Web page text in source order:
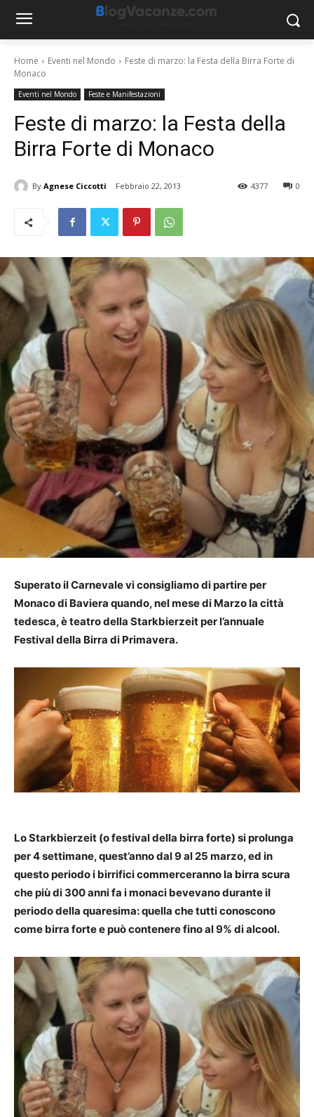
Home Eventi nel Mondo
Feste di marzo: la Festa della Birra Forte di
Monaco
Eventi nel Mondo Feste e Manifestazioni
Feste di marzo: la Festa della
Birra Forte di Monaco
By Agnese Ciccotti Febbraio 22, 2013 0
4377
Superato il Carnevale vi consigliamo di partire per
Monaco di Baviera quando, nel mese di Marzo la città
tedesca, è teatro della Starkbierzeit per l’annuale
Festival della Birra di Primavera.
Lo Starkbierzeit (o festival della birra forte) si prolunga
per 4 settimane, quest’anno dal 9 al 25 marzo, ed in
questo periodo i birrifici commerceranno la birra scura
che più di 300 anni fa i monaci bevevano durante il
periodo della quaresima: quella che tutti conoscono
come birra forte e può contenere fino al 9% di alcool.